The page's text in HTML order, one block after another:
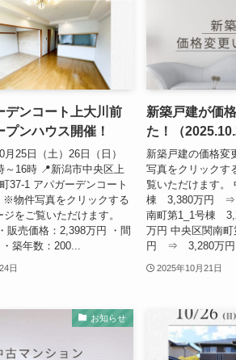
デンコート上大川前
プンハウス開催！
25日（土）26日（日）
～16時 📍新潟市中央区上
37-1 アパガーデンコート
※物件写真をクリックする
をご覧いただけます。
販売価格：2,398万円 ・間
築年数：200...
日
新築戸建が価
た！（
新築戸建の価格
写真をクリックす
覧いただけます。
棟 3,380万円 ⇒
南町第1_1号棟
万円 中央区関南
円 ⇒ 3,280万円
2025年10月21日
お知らせ